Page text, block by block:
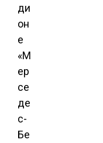
ди
он
е
«М
ер
се
де
с-
Бе